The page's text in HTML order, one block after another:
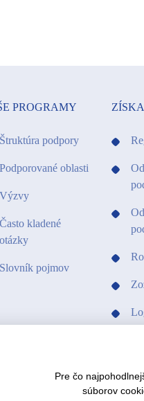
PROGRAMY
Štruktúra podpory
Podporované oblasti
Výzvy
Často kladené
otázky
Slovník pojmov
Pre čo
súborov